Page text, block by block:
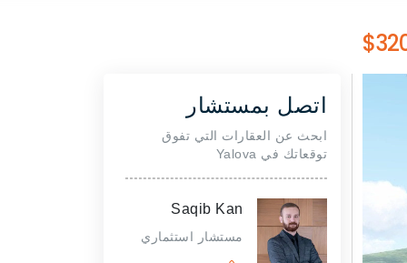
اتصل بمستشار
ابحث عن العقارات التي تفوق
توقعاتك في Yalova
Saqib Kan
مستشار استثماري